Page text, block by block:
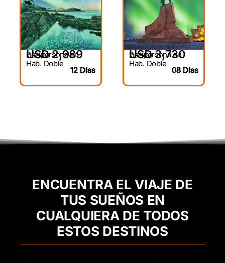
DESDE
USD 2,989
Por persona en
Hab. Doble
12 Días
DESDE
USD 3,730
Por persona en
Hab. Doble
08 Días
ENCUENTRA EL VIAJE DE
TUS SUEÑOS EN
CUALQUIERA DE TODOS
ESTOS DESTINOS